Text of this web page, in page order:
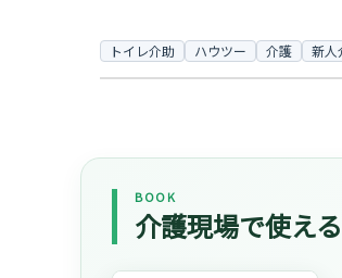
トイレ介助 ハウツー 介護 新人
BOOK
介護現場で使え